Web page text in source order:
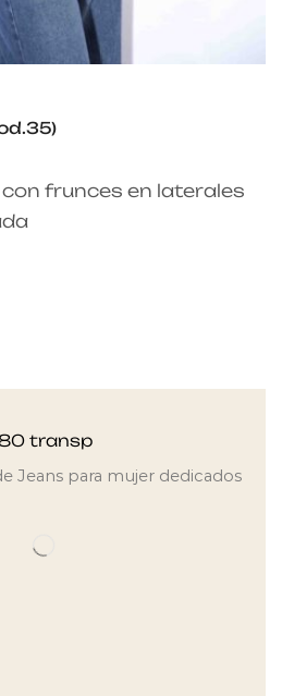
frunces en laterales
Jeans para mujer dedicados